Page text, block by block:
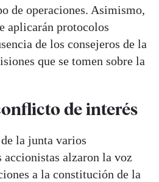
de operaciones. Asimismo,
aplicarán protocolos
de los consejeros de la
que se tomen sobre la
de interés
la junta varios
accionistas alzaron la voz
a la constitución de la